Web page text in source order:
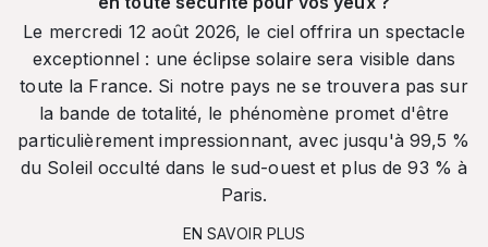
Le mercredi 12 août 2026, le ciel offrira un spectacle
exceptionnel : une éclipse solaire sera visible dans
toute la France. Si notre pays ne se trouvera pas sur
la bande de totalité, le phénomène promet d'être
particulièrement impressionnant, avec jusqu'à 99,5 %
du Soleil occulté dans le sud-ouest et plus de 93 % à
Paris.
EN SAVOIR PLUS